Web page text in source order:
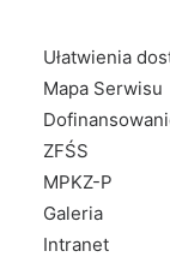
Ułatwienia
Mapa Serwisu
ZFŚS
MPKZ-P
Galeria
Intranet